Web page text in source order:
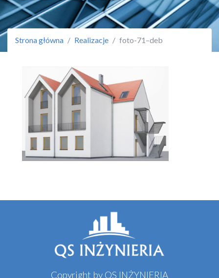
Strona główna Realizacje foto-71–deb
Copyright by QS INŻYNIERIA